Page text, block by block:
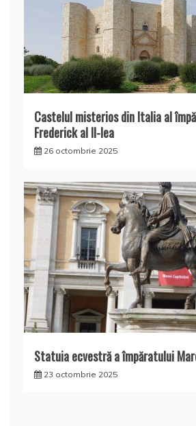
Castelul misterios din Italia al
Frederick al II-lea
26 octombrie 2025
Statuia ecvestră a împăratului
23 octombrie 2025